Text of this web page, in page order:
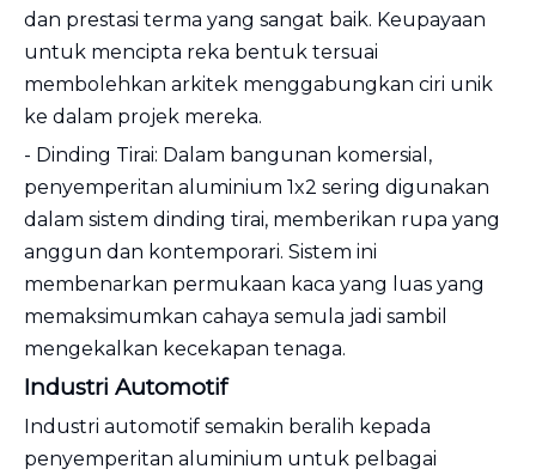
dan prestasi terma yang sangat baik. Keupayaan
untuk mencipta reka bentuk tersuai
membolehkan arkitek menggabungkan ciri unik
ke dalam projek mereka.
- Dinding Tirai: Dalam bangunan komersial,
penyemperitan aluminium 1x2 sering digunakan
dalam sistem dinding tirai, memberikan rupa yang
anggun dan kontemporari. Sistem ini
membenarkan permukaan kaca yang luas yang
memaksimumkan cahaya semula jadi sambil
mengekalkan kecekapan tenaga.
Industri Automotif
Industri automotif semakin beralih kepada
penyemperitan aluminium untuk pelbagai